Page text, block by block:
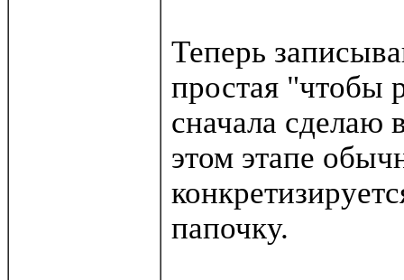
Теперь
простая "чтобы
сначала сделаю
этом этапе
папочку.